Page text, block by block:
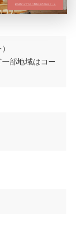
部地域はコー